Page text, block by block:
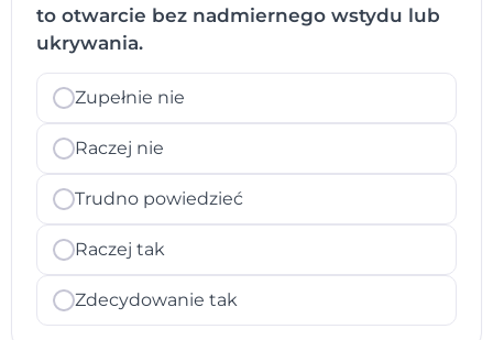
to otwarcie bez nadmiernego wstydu lub
ukrywania.
Zupełnie nie
Raczej nie
Trudno powiedzieć
Raczej tak
Zdecydowanie tak